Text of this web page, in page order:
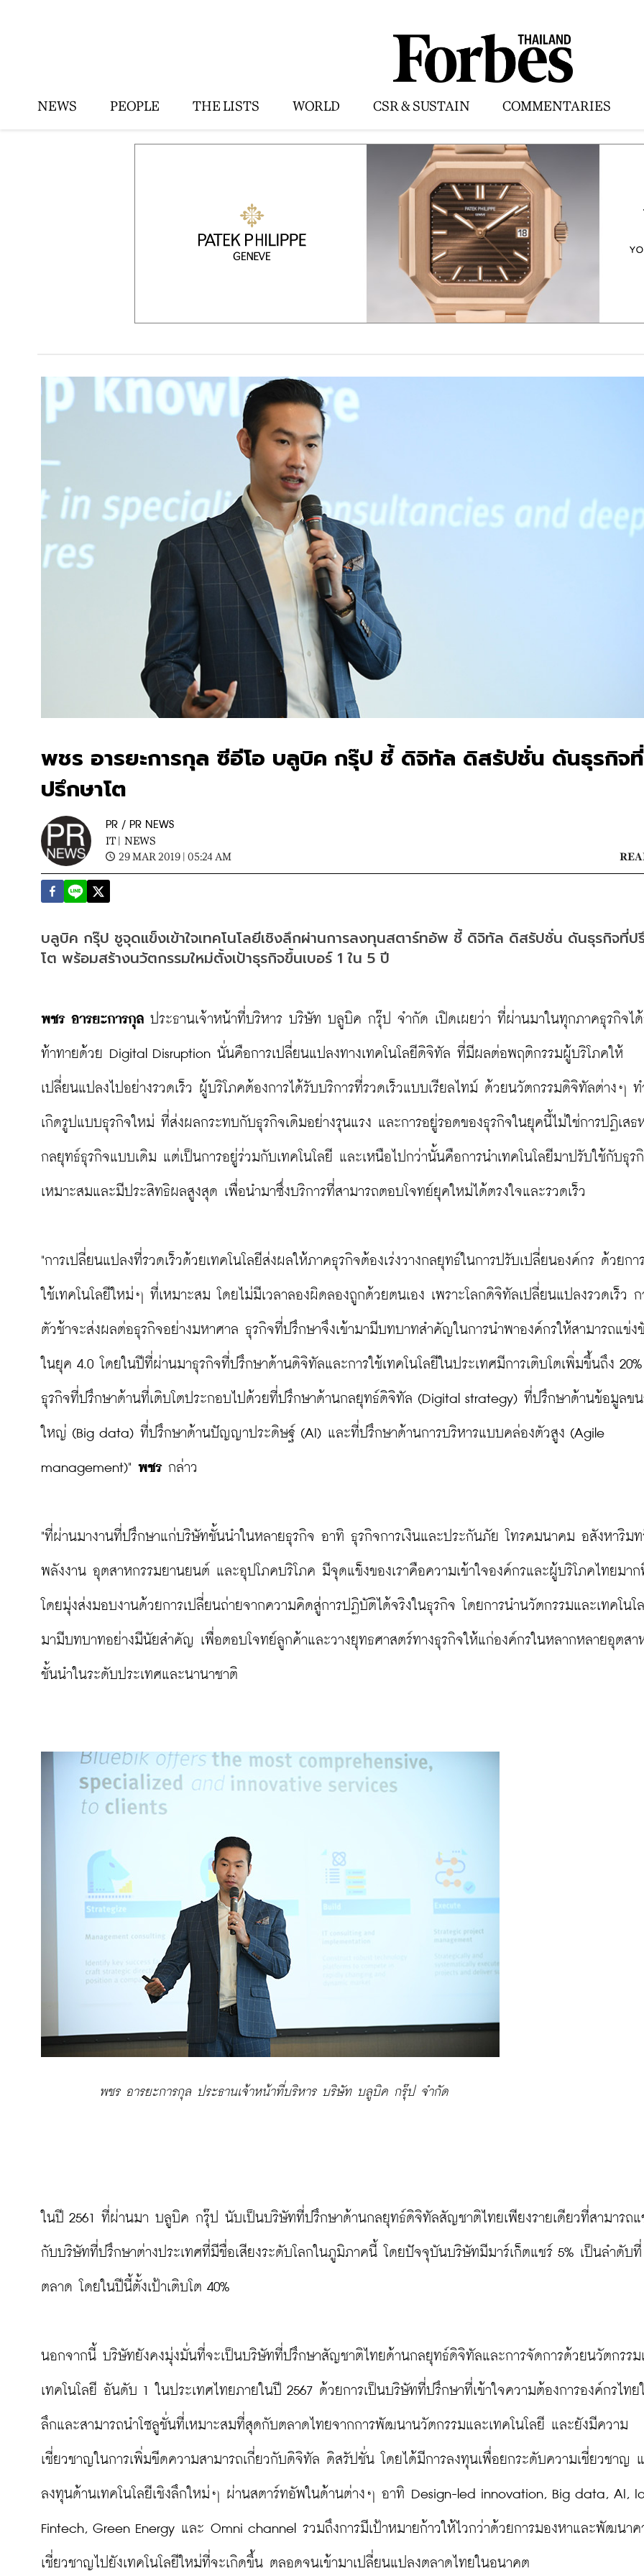
NEWS PEOPLE THE LISTS WORLD CSR & SUSTAIN COMMENTARIES
พชร อารยะการกุล ซีอีโอ บลูบิค กรุ๊ป ชี้ ดิจิทัล ดิสรัปชั่น ดันธุรกิจที่
ปรึกษาโต
PR / PR NEWS
IT | NEWS
29 MAR 2019 | 05:24 AM
บลูบิค กรุ๊ป ชูจุดแข็งเข้าใจเทคโนโลยีเชิงลึกผ่านการลงทุนสตาร์ทอัพ ชี้ ดิจิทัล ดิสรัปชั่น ดันธุรกิจที่ป
โต พร้อมสร้างนวัตกรรมใหม่ตั้งเป้าธุรกิจขึ้นเบอร์ 1 ใน 5 ปี
พชร อารยะการกุล ประธานเจ้าหน้าที่บริหาร บริษัท บลูบิค กรุ๊ป จำกัด เปิดเผยว่า ที่ผ่านมาในทุกภาคธุรกิจไ
ท้าทายด้วย Digital Disruption นั่นคือการเปลี่ยนแปลงทางเทคโนโลยีดิจิทัล ที่มีผลต่อพฤติกรรมผู้บริโภคให้
เปลี่ยนแปลงไปอย่างรวดเร็ว ผู้บริโภคต้องการได้รับบริการที่รวดเร็วแบบเรียลไทม์ ด้วยนวัตกรรมดิจิทัลต่างๆ ท
เกิดรูปแบบธุรกิจใหม่ ที่ส่งผลกระทบกับธุรกิจเดิมอย่างรุนแรง และการอยู่รอดของธุรกิจในยุคนี้ไม่ใช่การปฏิเสธ
กลยุทธ์ธุรกิจแบบเดิม แต่เป็นการอยู่ร่วมกับเทคโนโลยี และเหนือไปกว่านั้นคือการนำเทคโนโลยีมาปรับใช้กับธุร
เหมาะสมและมีประสิทธิผลสูงสุด เพื่อนำมาซึ่งบริการที่สามารถตอบโจทย์ยุคใหม่ได้ตรงใจและรวดเร็ว
"การเปลี่ยนแปลงที่รวดเร็วด้วยเทคโนโลยีส่งผลให้ภาคธุรกิจต้องเร่งวางกลยุทธ์ในการปรับเปลี่ยนองค์กร ด้วยกา
ใช้เทคโนโลยีใหม่ๆ ที่เหมาะสม โดยไม่มีเวลาลองผิดลองถูกด้วยตนเอง เพราะโลกดิจิทัลเปลี่ยนแปลงรวดเร็ว ก
ตัวช้าจะส่งผลต่อธุรกิจอย่างมหาศาล ธุรกิจที่ปรึกษาจึงเข้ามามีบทบาทสำคัญในการนำพาองค์กรให้สามารถแข่ง
ในยุค 4.0 โดยในปีที่ผ่านมาธุรกิจที่ปรึกษาด้านดิจิทัลและการใช้เทคโนโลยีในประเทศมีการเติบโตเพิ่มขึ้นถึง
ธุรกิจที่ปรึกษาด้านที่เติบโตประกอบไปด้วยที่ปรึกษาด้านกลยุทธ์ดิจิทัล (Digital strategy) ที่ปรึกษาด้านข้อมูลข
ใหญ่ (Big data) ที่ปรึกษาด้านปัญญาประดิษฐ์ (AI) และที่ปรึกษาด้านการบริหารแบบคล่องตัวสูง (Agile
management)" พชร กล่าว
"ที่ผ่านมางานที่ปรึกษาแก่บริษัทชั้นนำในหลายธุรกิจ อาทิ ธุรกิจการเงินและประกันภัย โทรคมนาคม อสังหาริม
พลังงาน อุตสาหกรรมยานยนต์ และอุปโภคบริโภค มีจุดแข็งของเราคือความเข้าใจองค์กรและผู้บริโภคไทยมา
โดยมุ่งส่งมอบงานด้วยการเปลี่ยนถ่ายจากความคิดสู่การปฏิบัติได้จริงในธุรกิจ โดยการนำนวัตกรรมและเทคโนโล
มามีบทบาทอย่างมีนัยสำคัญ เพื่อตอบโจทย์ลูกค้าและวางยุทธศาสตร์ทางธุรกิจให้แก่องค์กรในหลากหลายอุตสา
ชั้นนำในระดับประเทศและนานาชาติ
พชร อารยะการกุล ประธานเจ้าหน้าที่บริหาร บริษัท บลูบิค กรุ๊ป จำกัด
ในปี 2561 ที่ผ่านมา บลูบิค กรุ๊ป นับเป็นบริษัทที่ปรึกษาด้านกลยุทธ์ดิจิทัลสัญชาติไทยเพียงรายเดียวที่สามารถแ
กับบริษัทที่ปรึกษาต่างประเทศที่มีชื่อเสียงระดับโลกในภูมิภาคนี้ โดยปัจจุบันบริษัทมีมาร์เก็ตแชร์ 5% เป็นลำดับ
ตลาด โดยในปีนี้ตั้งเป้าเติบโต 40%
นอกจากนี้ บริษัทยังคงมุ่งมั่นที่จะเป็นบริษัทที่ปรึกษาสัญชาติไทยด้านกลยุทธ์ดิจิทัลและการจัดการด้วยนวัตกรรม
เทคโนโลยี อันดับ 1 ในประเทศไทยภายในปี 2567 ด้วยการเป็นบริษัทที่ปรึกษาที่เข้าใจความต้องการองค์กรไทย
ลึกและสามารถนำโซลูชั่นที่เหมาะสมที่สุดกับตลาดไทยจากการพัฒนานวัตกรรมและเทคโนโลยี และยังมีความ
เชี่ยวชาญในการเพิ่มขีดความสามารถเกี่ยวกับดิจิทัล ดิสรัปชั่น โดยได้มีการลงทุนเพื่อยกระดับความเชี่ยวชาญ
ลงทุนด้านเทคโนโลยีเชิงลึกใหม่ๆ ผ่านสตาร์ทอัพในด้านต่างๆ อาทิ Design-led innovation, Big data, AI,
Fintech, Green Energy และ Omni channel รวมถึงการมีเป้าหมายก้าวให้ไวกว่าด้วยการมองหาและพัฒนาค
เชี่ยวชาญไปยังเทคโนโลยีใหม่ที่จะเกิดขึ้น ตลอดจนเข้ามาเปลี่ยนแปลงตลาดไทยในอนาคต